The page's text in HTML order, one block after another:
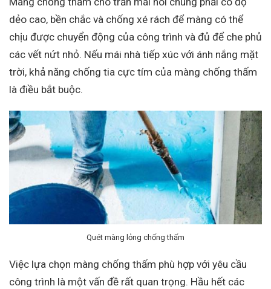
dẻo cao, bền chắc và chống xé rách để màng có thể
chịu được chuyển động của công trình và đủ để che phủ
các vết nứt nhỏ. Nếu mái nhà tiếp xúc với ánh nắng mặt
trời, khả năng chống tia cực tím của màng chống thấm
là điều bắt buộc.
Quét màng lỏng chống thấm
Việc lựa chọn màng chống thấm phù hợp với yêu cầu
công trình là một vấn đề rất quan trọng. Hầu hết các